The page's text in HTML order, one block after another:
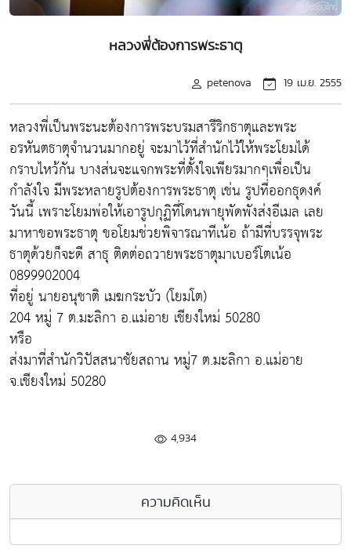
หลวงพี่ต้องการพระธาตุ
petenova 19 เม.ย. 2555
หลวงพี่เป็นพระนะต้องการพระบรมสารีริกธาตุและพระ
อรหันตธาตุจำนวนมากอยู่ จะมาไว้ที่สำนักไว้ให้พระโยมได้
กราบไหว้กัน บางส่นจะแจกพระที่ตั้งใจเพียรมากๆเพื่อเป็น
กำลังใจ มีพระหลายรูปต้องการพระธาตุ เช่น รูปที่ออกธุดงค์
วันนี้ เพราะโยมพ่อให้เอารูปกุฏิที่โดนพายุพัดพังส่งอีเมล เลย
มาหาขอพระธาตุ ขอโยมช่วยพิจารณาทีเน้อ ถ้ามีที่บรรจุพระ
ธาตุด้วยก็จะดี สาธุ ติดต่อถวายพระธาตุมาเบอร์โตเน้อ
0899902004
ที่อยู่ นายอนุชาติ เมฆกระบัว (โยมโต)
204 หมู่ 7 ต.มะลิกา อ.แม่อาย เชียงใหม่ 50280
หรือ
ส่งมาที่สำนักวิปัสสนาชัยสถาน หมู่7 ต.มะลิกา อ.แม่อาย
จ.เชียงใหม่ 50280
4,934
ความคิดเห็น